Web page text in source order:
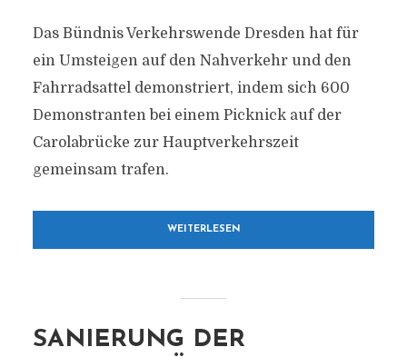
Das Bündnis Verkehrswende Dresden hat für
ein Umsteigen auf den Nahverkehr und den
Fahrradsattel demonstriert, indem sich 600
Demonstranten bei einem Picknick auf der
Carolabrücke zur Hauptverkehrszeit
gemeinsam trafen.
WEITERLESEN
SANIERUNG DER